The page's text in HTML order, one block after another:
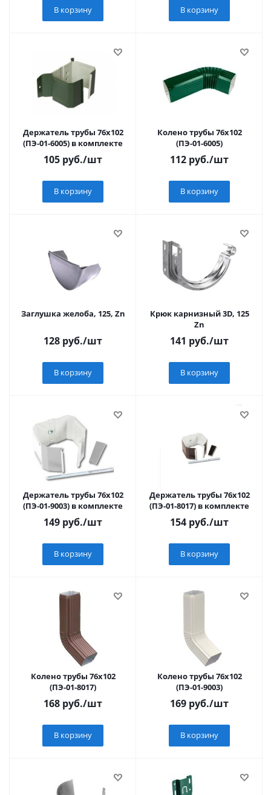
В корзину В корзину
Держатель трубы 76х102
(ПЭ-01-6005) в комплекте
105 руб./шт
В корзину
Колено трубы 76х102
(ПЭ-01-6005)
112 руб./шт
В корзину
Заглушка желоба, 125, Zn
128 руб./шт
В корзину
Крюк карнизный 3D, 125
Zn
141 руб./шт
В корзину
Держатель трубы 76х102
(ПЭ-01-9003) в комплекте
149 руб./шт
В корзину
Держатель трубы 76х102
(ПЭ-01-8017) в комплекте
154 руб./шт
В корзину
Колено трубы 76х102
(ПЭ-01-8017)
168 руб./шт
В корзину
Колено трубы 76х102
(ПЭ-01-9003)
169 руб./шт
В корзину